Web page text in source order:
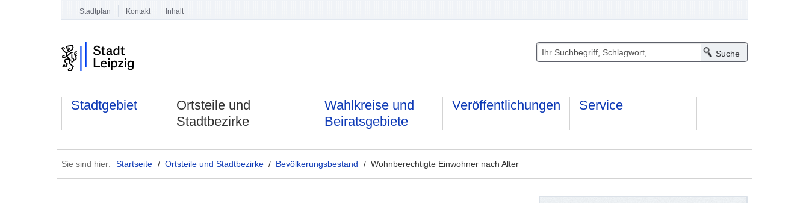
Stadtplan Kontakt Inhalt
Stadtgebiet
Ortsteile und
Stadtbezirke
Wahlkreise und
Beiratsgebiete
Veröffentlichungen Service
Sie sind hier: Startseite / Ortsteile und Stadtbezirke / Bevölkerungsbestand / Wohnberechtigte Einwohner nach Alter